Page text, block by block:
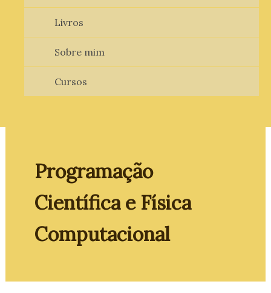
Livros
Sobre mim
Cursos
Programação
Científica e Física
Computacional